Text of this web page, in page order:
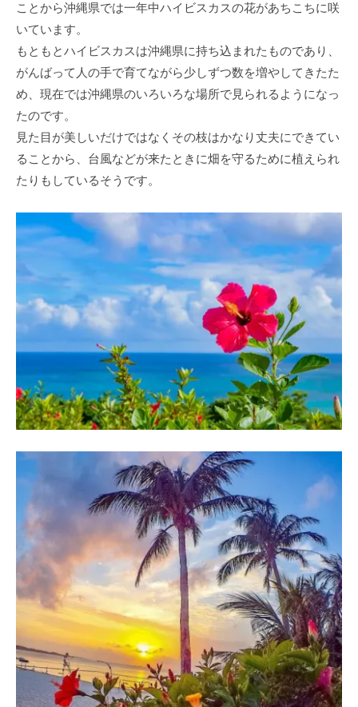
ことから沖縄県では一年中ハイビスカスの花があちこちに咲
いています。
もともとハイビスカスは沖縄県に持ち込まれたものであり、
がんばって人の手で育てながら少しずつ数を増やしてきたた
め、現在では沖縄県のいろいろな場所で見られるようになっ
たのです。
見た目が美しいだけではなくその枝はかなり丈夫にできてい
ることから、台風などが来たときに畑を守るために植えられ
たりもしているそうです。